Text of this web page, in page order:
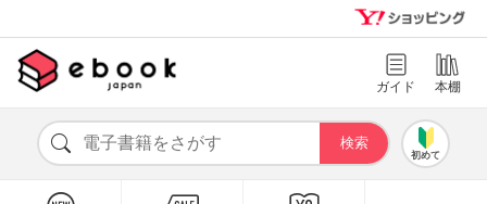
ガイド 本棚
初めて